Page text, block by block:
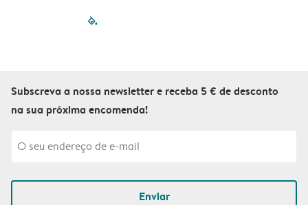
filled-pagination
Subscreva a nossa newsletter e receba 5 € de desconto
na sua próxima encomenda!
Enviar